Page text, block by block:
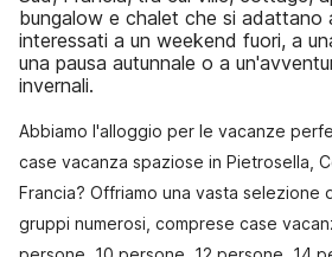
bungalow e chalet che si adattano
interessati a un weekend fuori, a
una pausa autunnale o a
invernali.
Abbiamo l'alloggio per le vacanze
case vacanza spaziose in Pietrosella,
Francia? Offriamo una vasta selezione
gruppi numerosi, comprese case